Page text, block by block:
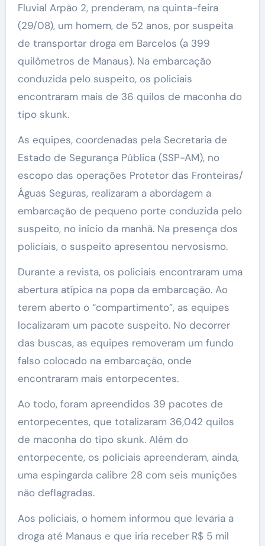
Fluvial Arpão 2, prenderam, na quinta-feira
(29/08), um homem, de 52 anos, por suspeita
de transportar droga em Barcelos (a 399
quilômetros de Manaus). Na embarcação
conduzida pelo suspeito, os policiais
encontraram mais de 36 quilos de maconha do
tipo skunk.
As equipes, coordenadas pela Secretaria de
Estado de Segurança Pública (SSP-AM), no
escopo das operações Protetor das Fronteiras/
Águas Seguras, realizaram a abordagem a
embarcação de pequeno porte conduzida pelo
suspeito, no início da manhã. Na presença dos
policiais, o suspeito apresentou nervosismo.
Durante a revista, os policiais encontraram uma
abertura atípica na popa da embarcação. Ao
terem aberto o “compartimento”, as equipes
localizaram um pacote suspeito. No decorrer
das buscas, as equipes removeram um fundo
falso colocado na embarcação, onde
encontraram mais entorpecentes.
Ao todo, foram apreendidos 39 pacotes de
entorpecentes, que totalizaram 36,042 quilos
de maconha do tipo skunk. Além do
entorpecente, os policiais apreenderam, ainda,
uma espingarda calibre 28 com seis munições
não deflagradas.
Aos policiais, o homem informou que levaria a
droga até Manaus e que iria receber R$ 5 mil